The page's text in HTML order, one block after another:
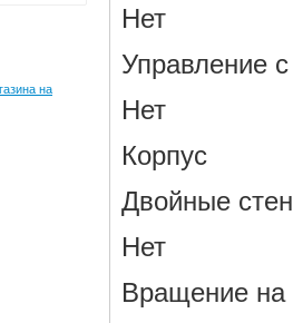
Нет
Управление
Нет
Корпус
Двойные
Нет
Вращение на